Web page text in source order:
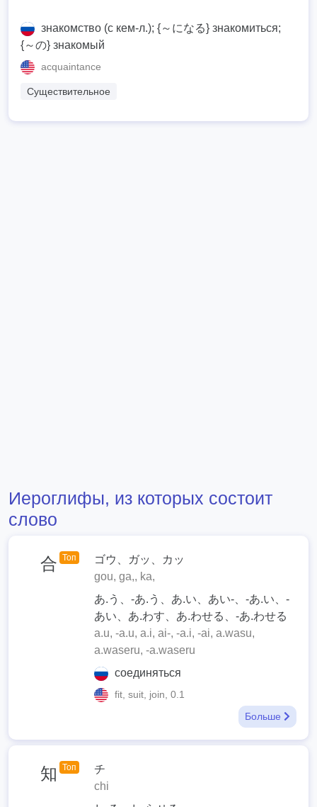
знакомство (с кем-л.); {～になる} знакомиться;
{～の} знакомый
acquaintance
Существительное
Иероглифы, из которых состоит
слово
合 Топ
ゴウ、ガッ、カッ
gou, ga,, ka,
あ.う、-あ.う、あ.い、あい-、-あ.い、-
あい、あ.わす、あ.わせる、-あ.わせる
a.u, -a.u, a.i, ai-, -a.i, -ai, a.wasu,
a.waseru, -a.waseru
соединяться
fit, suit, join, 0.1
Больше
知 Топ
チ
chi